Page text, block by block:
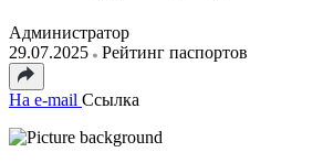
Администратор
29.07.2025
Рейтинг паспортов
На e-mail Ссылка